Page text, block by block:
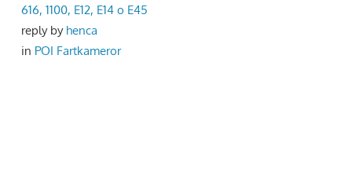
616, 1100, E12, E14 o E45
reply by henca
in POI Fartkameror